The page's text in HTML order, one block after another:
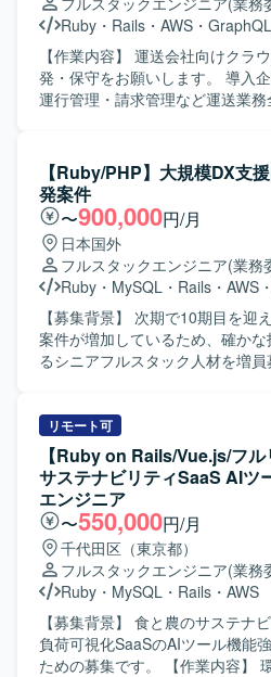
Ruby ・ Rails ・ AWS ・ GraphQL
【作業内容】 運送会社向けクラ
発・保守をお願いします。 導入
運行管理・請求管理など運送業
す。 既存機能の改善・バグ修正
ー、テスト整備を行います。 PMI
伴うシステム改善を行います。 【開発環境】 フレームワー
ク : Ruby 3.2 / Rails 7.1 フロント
TypeScript 5.1 / Apollo Client
Figma など データベース :
(ECS) バージョン管理 : Git/
スク管理 : Slack, Google Meet,
【Ruby/PHP】大規模DX支
発案件
〜900,000円/月
日本国外
フルスタックエンジニア(業務
Ruby ・ MySQL ・ Rails ・ AWS ・
【募集背景】 次期で10期目を迎
案件が増加しているため、確か
るシニアフルスタック人材を増員募
ただきます。Ruby on Rails また
等を用いたWebサービスの設計
す。UI/UXデザイナーやビジネス
最適な技術選定や仕様検討を行っ
クタリング、コードレビュー、テ
品質改善を担っていただきます。
用した開発プロセスの整備・運用
めるための技術フォローとナレッ
ます。 【求める人物像】 技術的なリードと品質向上に主体
的に取り組んでいただける方を
円滑にコミュニケーションを取
理し、自ら手を動かして開発を
リモート可
【Ruby on Rails/Vue.js/フ
サステナビリティSaaS AIツ
エンジニア
〜550,000円/月
千代田区（東京都）
フルスタックエンジニア(業務
Ruby ・ MySQL ・ Rails ・ AWS
【募集背景】 食と農のサステナ
負荷可視化SaaSのAIツール機能
ための募集です。 【作業内容】 環境負荷可視化SaaS「My